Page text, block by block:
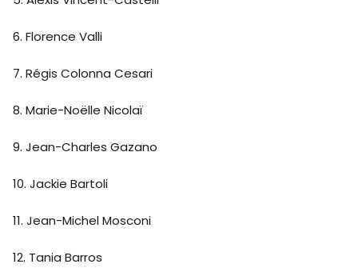
6. Florence Valli
7. Régis Colonna Cesari
8. Marie-Noëlle Nicolaï
9. Jean-Charles Gazano
10. Jackie Bartoli
11. Jean-Michel Mosconi
12. Tania Barros